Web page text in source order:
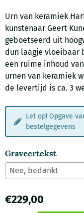
Urn van keramiek
kunstenaar Geert
geboetseerd uit
dun laagje vloeibaar
een ruime inhoud
urnen van keramiek
de levertijd is ca. 3
Let op! Opgave
bestelgegevens
Graveertekst
€229,00